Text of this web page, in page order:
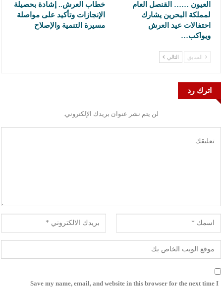
العيون …… القنصل العام
لمملكة البحرين يشارك
احتفالات عيد العرش
ويواكب…
خطاب العرش.. إشادة بحصيلة
الإنجازات وتأكيد على مواصلة
مسيرة التنمية والإصلاح
السابق التالي
اترك رد
لن يتم نشر عنوان بريدك الإلكتروني.
Save my name, email, and website in this browser for the next time I